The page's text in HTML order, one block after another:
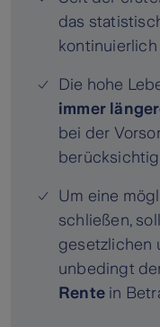
das
kontinuierlich
Die hohe
immer
bei der
Um eine
schließen,
gesetzlichen
unbedingt
Rente in